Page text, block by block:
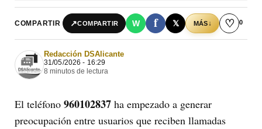
COMPARTIR ↗COMPARTIR W f 𝕏 MÁS↓ ♡ 0
Redacción DSAlicante
31/05/2026 - 16:29
8 minutos de lectura
El teléfono 960102837 ha empezado a generar
preocupación entre usuarios que reciben llamadas